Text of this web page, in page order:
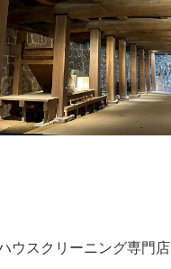
ウスクリーニング専門店